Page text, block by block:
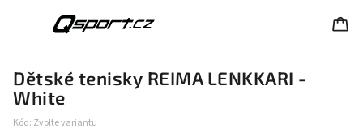
Dětské tenisky REIMA LENKKARI -
White
Kód: Zvolte variantu